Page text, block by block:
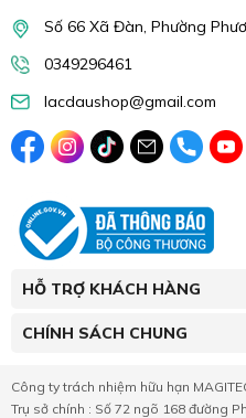
Số 66 Xã Đàn, Phường
0349296461
lacdaushop@gmail.com
HỖ TRỢ KHÁCH HÀNG
CHÍNH SÁCH CHUNG
Công ty trách nhiệm hữu hạn
Trụ sở chính : Số 72 ngõ 168 đường